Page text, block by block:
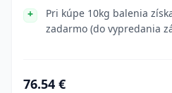
Pri kúpe 10kg balenia
zadarmo (do vypredania
76.54 €